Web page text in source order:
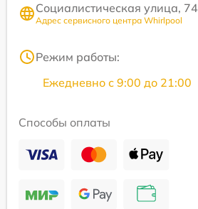
Социалистическая улица, 74
Адрес сервисного центра Whirlpool
Режим работы:
Ежедневно с 9:00 до 21:00
Способы оплаты